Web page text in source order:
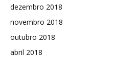
dezembro 2018
novembro 2018
outubro 2018
abril 2018